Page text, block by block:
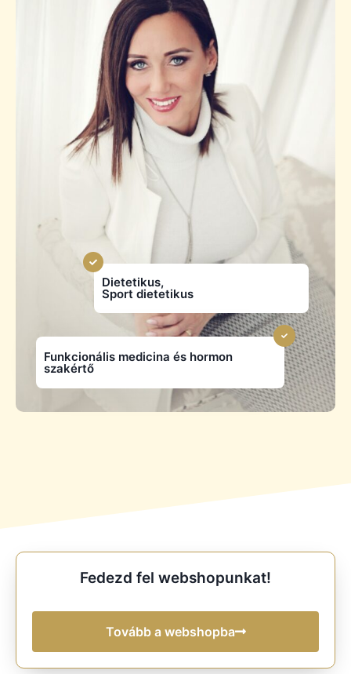
Dietetikus,
Sport dietetikus
Funkcionális medicina és hormon
szakértő
Fedezd fel webshopunkat!
Tovább a webshopba